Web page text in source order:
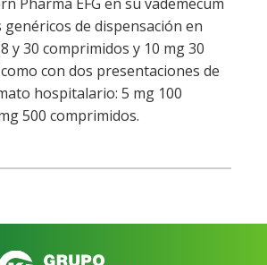
de dispensación en
y 30 comprimidos y 10 mg 30
con dos presentaciones de
hospitalario: 5 mg 100
500 comprimidos.